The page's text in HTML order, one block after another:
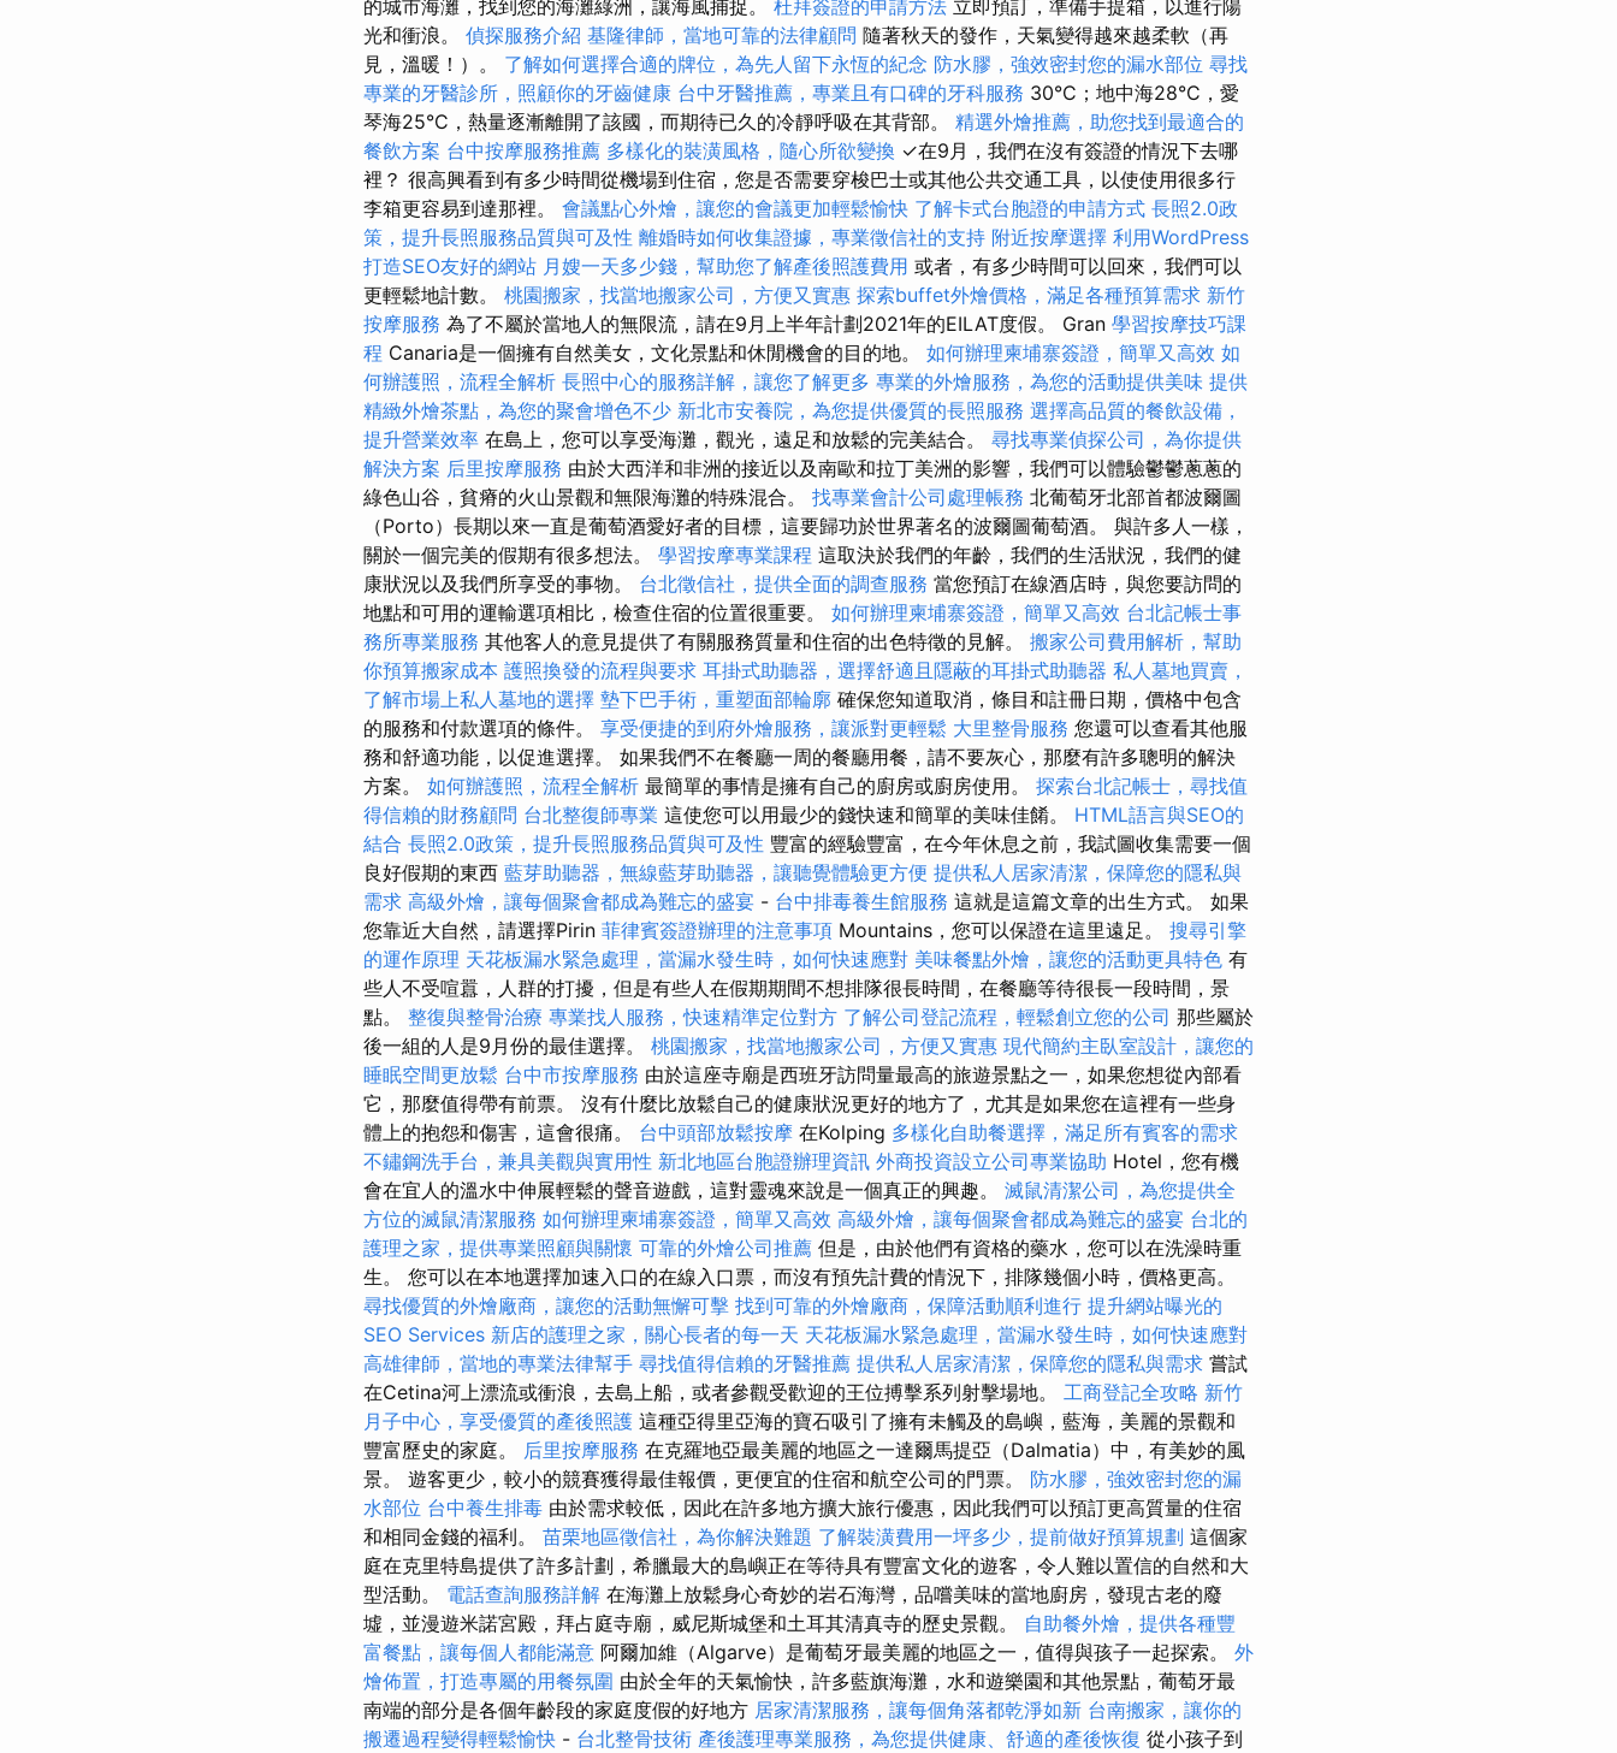
的城市海灘，找到您的海灘綠洲，讓海風捕捉。 杜拜簽證的申請方法 立即預訂，準備手提箱，以進行陽
光和衝浪。 偵探服務介紹 基隆律師，當地可靠的法律顧問 隨著秋天的發作，天氣變得越來越柔軟（再
見，溫暖！）。 了解如何選擇合適的牌位，為先人留下永恆的紀念 防水膠，強效密封您的漏水部位 尋找
專業的牙醫診所，照顧你的牙齒健康 台中牙醫推薦，專業且有口碑的牙科服務 30°C；地中海28°C，愛
琴海25°C，熱量逐漸離開了該國，而期待已久的冷靜呼吸在其背部。 精選外燴推薦，助您找到最適合的
餐飲方案 台中按摩服務推薦 多樣化的裝潢風格，隨心所欲變換 ✓在9月，我們在沒有簽證的情況下去哪
裡？ 很高興看到有多少時間從機場到住宿，您是否需要穿梭巴士或其他公共交通工具，以使使用很多行
李箱更容易到達那裡。 會議點心外燴，讓您的會議更加輕鬆愉快 了解卡式台胞證的申請方式 長照2.0政
策，提升長照服務品質與可及性 離婚時如何收集證據，專業徵信社的支持 附近按摩選擇 利用WordPress
打造SEO友好的網站 月嫂一天多少錢，幫助您了解產後照護費用 或者，有多少時間可以回來，我們可以
更輕鬆地計數。 桃園搬家，找當地搬家公司，方便又實惠 探索buffet外燴價格，滿足各種預算需求 新竹
按摩服務 為了不屬於當地人的無限流，請在9月上半年計劃2021年的EILAT度假。 Gran 學習按摩技巧課
程 Canaria是一個擁有自然美女，文化景點和休閒機會的目的地。 如何辦理柬埔寨簽證，簡單又高效 如
何辦護照，流程全解析 長照中心的服務詳解，讓您了解更多 專業的外燴服務，為您的活動提供美味 提供
精緻外燴茶點，為您的聚會增色不少 新北市安養院，為您提供優質的長照服務 選擇高品質的餐飲設備，
提升營業效率 在島上，您可以享受海灘，觀光，遠足和放鬆的完美結合。 尋找專業偵探公司，為你提供
解決方案 后里按摩服務 由於大西洋和非洲的接近以及南歐和拉丁美洲的影響，我們可以體驗鬱鬱蔥蔥的
綠色山谷，貧瘠的火山景觀和無限海灘的特殊混合。 找專業會計公司處理帳務 北葡萄牙北部首都波爾圖
（Porto）長期以來一直是葡萄酒愛好者的目標，這要歸功於世界著名的波爾圖葡萄酒。 與許多人一樣，
關於一個完美的假期有很多想法。 學習按摩專業課程 這取決於我們的年齡，我們的生活狀況，我們的健
康狀況以及我們所享受的事物。 台北徵信社，提供全面的調查服務 當您預訂在線酒店時，與您要訪問的
地點和可用的運輸選項相比，檢查住宿的位置很重要。 如何辦理柬埔寨簽證，簡單又高效 台北記帳士事
務所專業服務 其他客人的意見提供了有關服務質量和住宿的出色特徵的見解。 搬家公司費用解析，幫助
你預算搬家成本 護照換發的流程與要求 耳掛式助聽器，選擇舒適且隱蔽的耳掛式助聽器 私人墓地買賣，
了解市場上私人墓地的選擇 墊下巴手術，重塑面部輪廓 確保您知道取消，條目和註冊日期，價格中包含
的服務和付款選項的條件。 享受便捷的到府外燴服務，讓派對更輕鬆 大里整骨服務 您還可以查看其他服
務和舒適功能，以促進選擇。 如果我們不在餐廳一周的餐廳用餐，請不要灰心，那麼有許多聰明的解決
方案。 如何辦護照，流程全解析 最簡單的事情是擁有自己的廚房或廚房使用。 探索台北記帳士，尋找值
得信賴的財務顧問 台北整復師專業 這使您可以用最少的錢快速和簡單的美味佳餚。 HTML語言與SEO的
結合 長照2.0政策，提升長照服務品質與可及性 豐富的經驗豐富，在今年休息之前，我試圖收集需要一個
良好假期的東西 藍芽助聽器，無線藍芽助聽器，讓聽覺體驗更方便 提供私人居家清潔，保障您的隱私與
需求 高級外燴，讓每個聚會都成為難忘的盛宴 - 台中排毒養生館服務 這就是這篇文章的出生方式。 如果
您靠近大自然，請選擇Pirin 菲律賓簽證辦理的注意事項 Mountains，您可以保證在這里遠足。 搜尋引擎
的運作原理 天花板漏水緊急處理，當漏水發生時，如何快速應對 美味餐點外燴，讓您的活動更具特色 有
些人不受喧囂，人群的打擾，但是有些人在假期期間不想排隊很長時間，在餐廳等待很長一段時間，景
點。 整復與整骨治療 專業找人服務，快速精準定位對方 了解公司登記流程，輕鬆創立您的公司 那些屬於
後一組的人是9月份的最佳選擇。 桃園搬家，找當地搬家公司，方便又實惠 現代簡約主臥室設計，讓您的
睡眠空間更放鬆 台中市按摩服務 由於這座寺廟是西班牙訪問量最高的旅遊景點之一，如果您想從內部看
它，那麼值得帶有前票。 沒有什麼比放鬆自己的健康狀況更好的地方了，尤其是如果您在這裡有一些身
體上的抱怨和傷害，這會很痛。 台中頭部放鬆按摩 在Kolping 多樣化自助餐選擇，滿足所有賓客的需求
不鏽鋼洗手台，兼具美觀與實用性 新北地區台胞證辦理資訊 外商投資設立公司專業協助 Hotel，您有機
會在宜人的溫水中伸展輕鬆的聲音遊戲，這對靈魂來說是一個真正的興趣。 滅鼠清潔公司，為您提供全
方位的滅鼠清潔服務 如何辦理柬埔寨簽證，簡單又高效 高級外燴，讓每個聚會都成為難忘的盛宴 台北的
護理之家，提供專業照顧與關懷 可靠的外燴公司推薦 但是，由於他們有資格的藥水，您可以在洗澡時重
生。 您可以在本地選擇加速入口的在線入口票，而沒有預先計費的情況下，排隊幾個小時，價格更高。
尋找優質的外燴廠商，讓您的活動無懈可擊 找到可靠的外燴廠商，保障活動順利進行 提升網站曝光的
SEO Services 新店的護理之家，關心長者的每一天 天花板漏水緊急處理，當漏水發生時，如何快速應對
高雄律師，當地的專業法律幫手 尋找值得信賴的牙醫推薦 提供私人居家清潔，保障您的隱私與需求 嘗試
在Cetina河上漂流或衝浪，去島上船，或者參觀受歡迎的王位搏擊系列射擊場地。 工商登記全攻略 新竹
月子中心，享受優質的產後照護 這種亞得里亞海的寶石吸引了擁有未觸及的島嶼，藍海，美麗的景觀和
豐富歷史的家庭。 后里按摩服務 在克羅地亞最美麗的地區之一達爾馬提亞（Dalmatia）中，有美妙的風
景。 遊客更少，較小的競賽獲得最佳報價，更便宜的住宿和航空公司的門票。 防水膠，強效密封您的漏
水部位 台中養生排毒 由於需求較低，因此在許多地方擴大旅行優惠，因此我們可以預訂更高質量的住宿
和相同金錢的福利。 苗栗地區徵信社，為你解決難題 了解裝潢費用一坪多少，提前做好預算規劃 這個家
庭在克里特島提供了許多計劃，希臘最大的島嶼正在等待具有豐富文化的遊客，令人難以置信的自然和大
型活動。 電話查詢服務詳解 在海灘上放鬆身心奇妙的岩石海灣，品嚐美味的當地廚房，發現古老的廢
墟，並漫遊米諾宮殿，拜占庭寺廟，威尼斯城堡和土耳其清真寺的歷史景觀。 自助餐外燴，提供各種豐
富餐點，讓每個人都能滿意 阿爾加維（Algarve）是葡萄牙最美麗的地區之一，值得與孩子一起探索。 外
燴佈置，打造專屬的用餐氛圍 由於全年的天氣愉快，許多藍旗海灘，水和遊樂園和其他景點，葡萄牙最
南端的部分是各個年齡段的家庭度假的好地方 居家清潔服務，讓每個角落都乾淨如新 台南搬家，讓你的
搬遷過程變得輕鬆愉快 - 台北整骨技術 產後護理專業服務，為您提供健康、舒適的產後恢復 從小孩子到